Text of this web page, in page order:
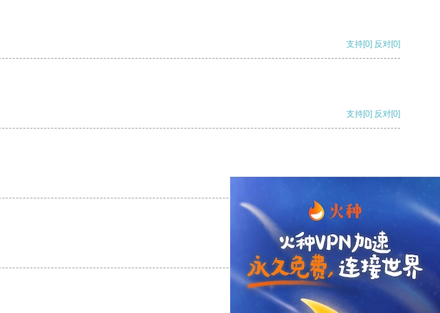
支持[0] 反对[0]
支持[0] 反对[0]
支持 [0] 反对[0]